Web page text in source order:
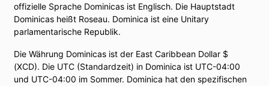
offizielle Sprache Dominicas ist Englisch. Die Hauptstadt
Dominicas heißt Roseau. Dominica ist eine Unitary
parlamentarische Republik.
Die Währung Dominicas ist der East Caribbean Dollar $
(XCD). Die UTC (Standardzeit) in Dominica ist UTC-04:00
und UTC-04:00 im Sommer. Dominica hat den spezifischen